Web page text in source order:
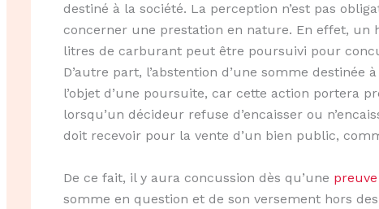
destiné à la société. La perception n’est pas
concerner une prestation en nature. En effet,
litres de carburant peut être poursuivi pour
D’autre part, l’abstention d’une somme
l’objet d’une poursuite, car cette action portera
lorsqu’un décideur refuse d’encaisser ou
doit recevoir pour la vente d’un bien public,
De ce fait, il y aura concussion dès qu’une
somme en question et de son versement hors